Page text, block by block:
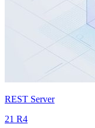
REST Server
21 R4